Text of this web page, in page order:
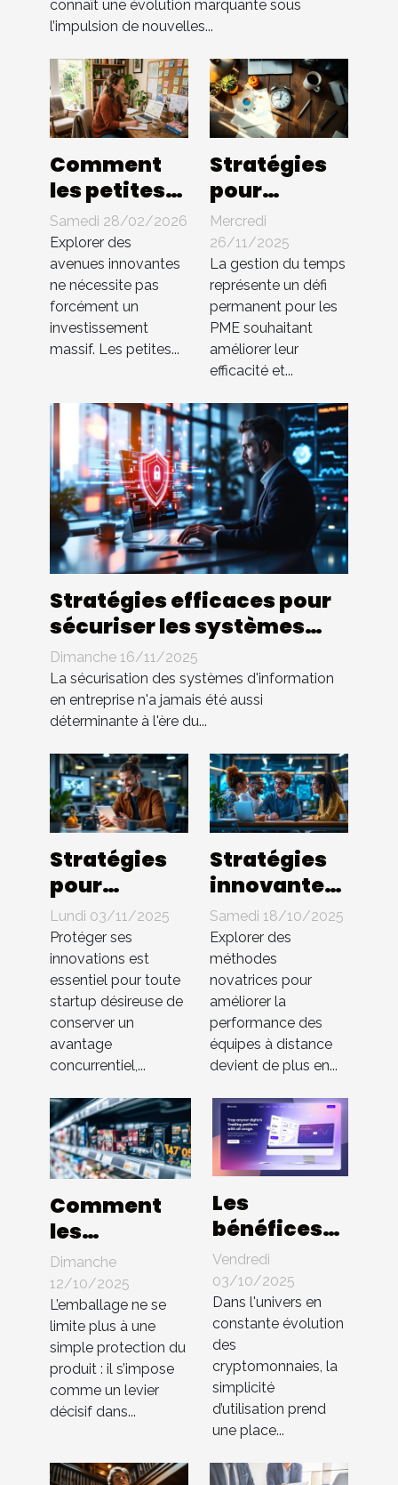
connaît une évolution marquante sous
l’impulsion de nouvelles...
Comment
les petites
entreprises
peuvent-
elles
innover
sans gros
budget ?
Samedi 28/02/2026
Explorer des
avenues innovantes
ne nécessite pas
forcément un
investissement
massif. Les petites...
Stratégies
pour
optimiser la
gestion du
temps au
sein des PME
Mercredi
26/11/2025
La gestion du temps
représente un défi
permanent pour les
PME souhaitant
améliorer leur
efficacité et...
Stratégies efficaces pour
sécuriser les systèmes
d'information en
entreprise
Dimanche 16/11/2025
La sécurisation des systèmes d'information
en entreprise n'a jamais été aussi
déterminante à l'ère du...
Stratégies
pour
protéger les
innovations
en startup
sans brevet
Lundi 03/11/2025
Protéger ses
innovations est
essentiel pour toute
startup désireuse de
conserver un
avantage
concurrentiel,...
Stratégies
innovantes
pour
booster
l'efficacité
des équipes
à distance
Samedi 18/10/2025
Explorer des
méthodes
novatrices pour
améliorer la
performance des
équipes à distance
devient de plus en...
Comment
les
innovations
en
packaging
influencent-
elles les
ventes ?
Dimanche
12/10/2025
L’emballage ne se
limite plus à une
simple protection du
produit : il s’impose
comme un levier
décisif dans...
Les
bénéfices
d'une
interface
utilisateur
intuitive
dans les
échanges
de cryptos
Vendredi
03/10/2025
Dans l'univers en
constante évolution
des
cryptomonnaies, la
simplicité
d’utilisation prend
une place...